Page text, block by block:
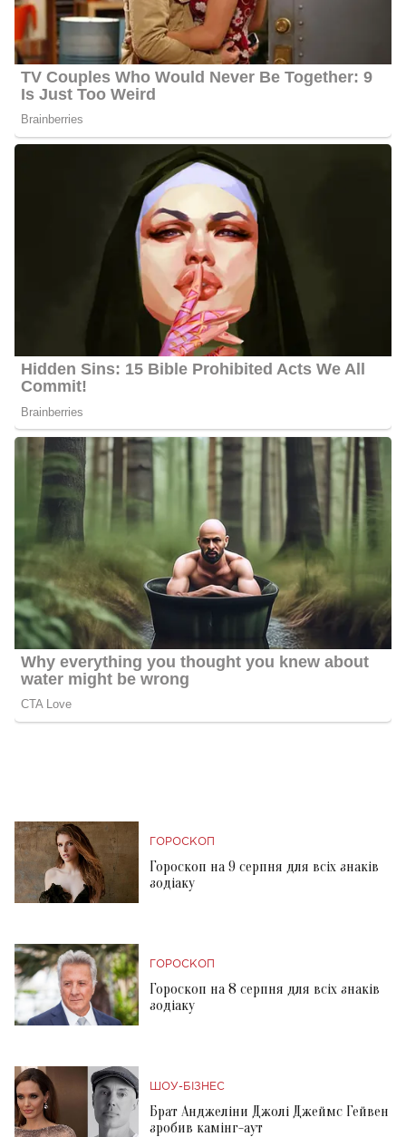
ГОРОСКОП
Гороскоп на 9 серпня для всіх знаків
зодіаку
ГОРОСКОП
Гороскоп на 8 серпня для всіх знаків
зодіаку
ШОУ-БІЗНЕС
Брат Анджеліни Джолі Джеймс Гейвен
зробив камінг-аут